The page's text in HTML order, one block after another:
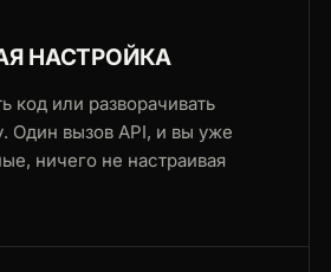
НАСТРОЙКА
код или разворачивать
Один вызов API, и вы уже
ничего не настраивая